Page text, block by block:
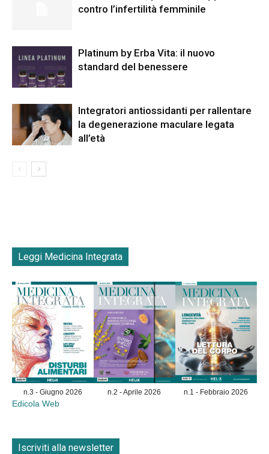
contro l’infertilità femminile
Platinum by Erba Vita: il nuovo
standard del benessere
Integratori antiossidanti per rallentare
la degenerazione maculare legata
all’età
Leggi Medicina Integrata
n.3 - Giugno 2026 n.2 - Aprile 2026 n.1 - Febbraio 2026
Edicola Web
Iscriviti alla newsletter